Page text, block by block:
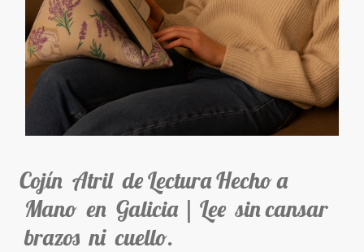
Cojín Atril de Lectura Hecho a
Mano en Galicia | Lee sin cansar
brazos ni cuello.